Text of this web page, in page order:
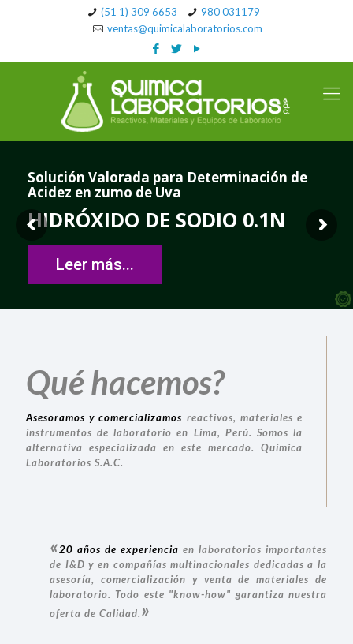
(51 1) 309 6653
980 031179
ventas@quimicalaboratorios.com
Solución Valorada para Determinación de
Acidez en zumo de Uva
HIDRÓXIDO DE SODIO 0.1N
Leer más...
Qué hacemos?
Asesoramos y comercializamos reactivos, materiales e
instrumentos de laboratorio en Lima, Perú. Somos la
alternativa especializada en este mercado. Química
Laboratorios S.A.C.
«20 años de experiencia en laboratorios importantes
de I&D y en compañías multinacionales dedicadas a la
asesoría, comercialización y venta de materiales de
laboratorio. Todo este "know-how" garantiza nuestra
oferta de Calidad.»